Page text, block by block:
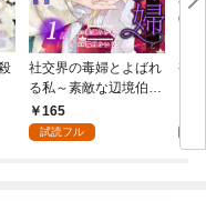
社交界の毒婦とよばれ
る私～素敵な辺境伯令
息に腕を折られたの
で、責任とってもらい
165
試読フル
視